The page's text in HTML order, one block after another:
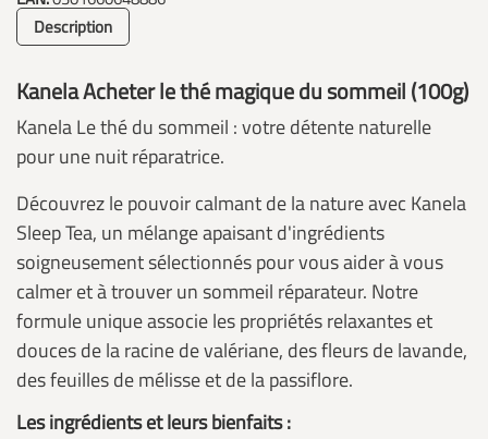
Description
Kanela Acheter le thé magique du sommeil (100g)
Kanela Le thé du sommeil : votre détente naturelle
pour une nuit réparatrice.
Découvrez le pouvoir calmant de la nature avec Kanela
Sleep Tea, un mélange apaisant d'ingrédients
soigneusement sélectionnés pour vous aider à vous
calmer et à trouver un sommeil réparateur. Notre
formule unique associe les propriétés relaxantes et
douces de la racine de valériane, des fleurs de lavande,
des feuilles de mélisse et de la passiflore.
Les ingrédients et leurs bienfaits :